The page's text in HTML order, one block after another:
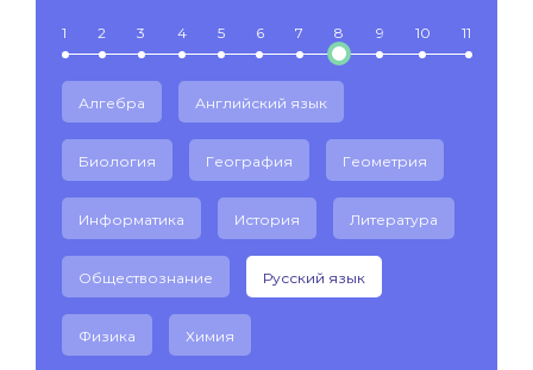
1 2 3 4 5 6 7 8 9 10 11
Алгебра Английский язык
Биология География Геометрия
Информатика История Литература
Обществознание Русский язык
Физика Химия